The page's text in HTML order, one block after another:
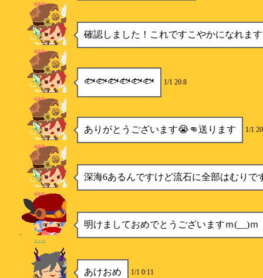
金魚姫
確認しました！これですこやかになれます
金魚姫
🐟🐟🐟🐟🐟🐟 1/1 20:8
金魚姫
ありがとうございます😭👊送ります 1/1
金魚姫
深海6あるんですけど流石に全部はむりで
金魚姫
明けましておめでとうございますｍ(__)ｍ
アトラ
あけおめ 1/1 0:11